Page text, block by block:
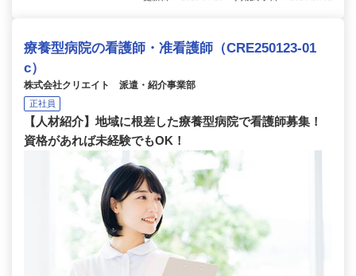
療養型病院の看護師・准看護師（CRE250123-01
c）
株式会社クリエイト 派遣・紹介事業部
正社員
【人材紹介】地域に根差した療養型病院で看護師募集！
資格があれば未経験でもOK！